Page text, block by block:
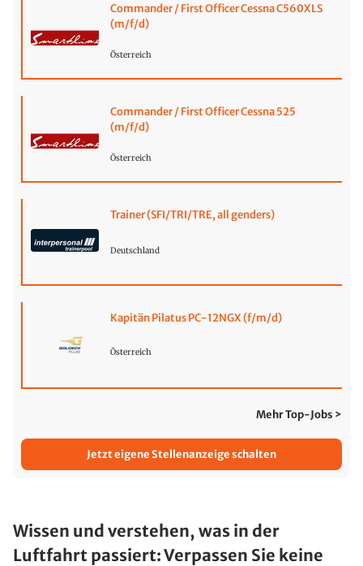
Commander / First Officer Cessna C560XLS
(m/f/d)
Österreich
Commander / First Officer Cessna 525
(m/f/d)
Österreich
Trainer (SFI/TRI/TRE, all genders)
Deutschland
Kapitän Pilatus PC-12NGX (f/m/d)
Österreich
Mehr Top-Jobs >
Jetzt eigene Stellenanzeige schalten
Wissen und verstehen, was in der
Luftfahrt passiert: Verpassen Sie keine